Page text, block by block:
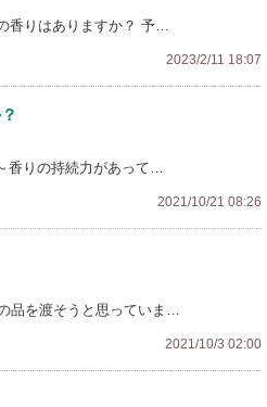
香りはありますか？ 予…
2023/2/11 18:07
香りの持続力があって…
2021/10/21 08:26
品を渡そうと思っていま…
2021/10/3 02:00